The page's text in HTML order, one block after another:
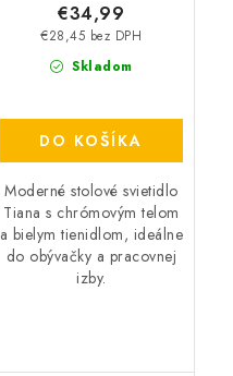
Skladom
€28,45 bez DPH
€34,99
DO KOŠÍKA
Moderné stolové svietidlo
Tiana s chrómovým telom
a bielym tienidlom, ideálne
do obývačky a pracovnej
izby.